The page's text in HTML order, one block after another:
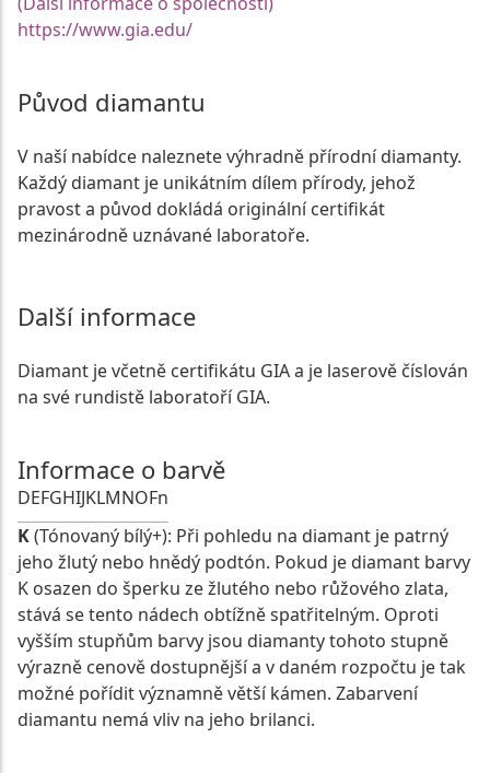
https://www.gia.edu/
Původ diamantu
V naší nabídce naleznete výhradně přírodní diamanty.
Každý diamant je unikátním dílem přírody, jehož
pravost a původ dokládá originální certifikát
mezinárodně uznávané laboratoře.
Další informace
Diamant je včetně certifikátu GIA a je laserově číslován
na své rundistě laboratoří GIA.
Informace o barvě
DEFGHIJKLMNOFn
K(Tónovaný bílý+): Při pohledu na diamant je patrný
jeho žlutý nebo hnědý podtón. Pokud je diamant barvy
K osazen do šperku ze žlutého nebo růžového zlata,
stává se tento nádech obtížně spatřitelným. Oproti
vyšším stupňům barvy jsou diamanty tohoto stupně
výrazně cenově dostupnější a v daném rozpočtu je tak
možné pořídit významně větší kámen. Zabarvení
diamantu nemá vliv na jeho brilanci.